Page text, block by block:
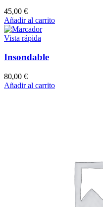
45,00 €
Añadir al carrito
Vista rápida
Insondable
80,00 €
Añadir al carrito